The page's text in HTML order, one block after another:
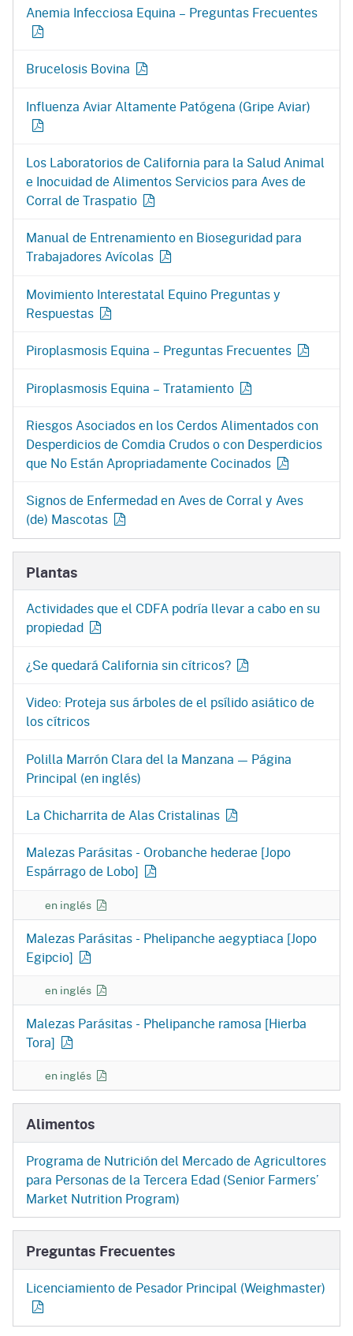
Anemia Infecciosa Equina – Preguntas Frecuentes
Brucelosis Bovina
Influenza Aviar Altamente Patógena (Gripe Aviar)
Los Laboratorios de California para la Salud Animal
e Inocuidad de Alimentos Servicios para Aves de
Corral de Traspatio
Manual de Entrenamiento en Bioseguridad para
Trabajadores Avícolas
Movimiento Interestatal Equino Preguntas y
Respuestas
Piroplasmosis Equina – Preguntas Frecuentes
Piroplasmosis Equina – Tratamiento
Riesgos Asociados en los Cerdos Alimentados con
Desperdicios de Comdia Crudos o con Desperdicios
que No Están Apropriadamente Cocinados
Signos de Enfermedad en Aves de Corral y Aves
(de) Mascotas
Plantas
Actividades que el CDFA podría llevar a cabo en su
propiedad
¿Se quedará California sin cítricos?
Video: Proteja sus árboles de el psílido asiático de
los cítricos
Polilla Marrón Clara del la Manzana — Página
Principal (en inglés)
La Chicharrita de Alas Cristalinas
Malezas Parásitas - Orobanche hederae [Jopo
Espárrago de Lobo]
Malezas Parásitas - Orobanche hederae [Jopo Espárrago de
en inglés
Malezas Parásitas - Phelipanche aegyptiaca [Jopo
Egipcio]
Malezas Parásitas - Phelipanche aegyptiaca [Jopo Egipcio]
en inglés
Malezas Parásitas - Phelipanche ramosa [Hierba
Tora]
Malezas Parásitas - Phelipanche ramosa [Hierba Tora]
en inglés
Alimentos
Programa de Nutrición del Mercado de Agricultores
para Personas de la Tercera Edad (Senior Farmers’
Market Nutrition Program)
Preguntas Frecuentes
Licenciamiento de Pesador Principal (Weighmaster)